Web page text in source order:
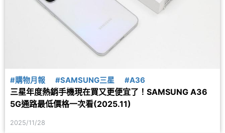
#購物月報 #SAMSUNG三星 #A36
三星年度熱銷手機現在買又更便宜了！SAMSUNG A36
5G通路最低價格一次看(2025.11)
2025/11/28